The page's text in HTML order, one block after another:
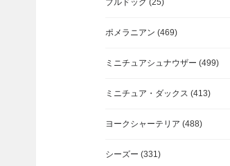
ブルドッグ (25)
ポメラニアン (469)
ミニチュアシュナウザー (499)
ミニチュア・ダックス (413)
ヨークシャーテリア (488)
シーズー (331)